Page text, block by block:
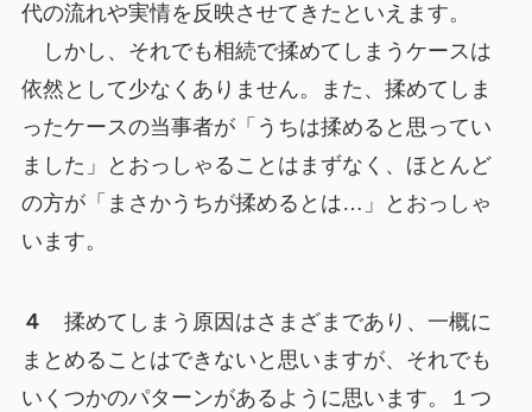
代の流れや実情を反映させてきたといえます。
しかし、それでも相続で揉めてしまうケースは
依然として少なくありません。また、揉めてしま
ったケースの当事者が「うちは揉めると思ってい
ました」とおっしゃることはまずなく、ほとんど
の方が「まさかうちが揉めるとは…」とおっしゃ
います。
４
揉めてしまう原因はさまざまであり、一概に
まとめることはできないと思いますが、それでも
いくつかのパターンがあるように思います。１つ